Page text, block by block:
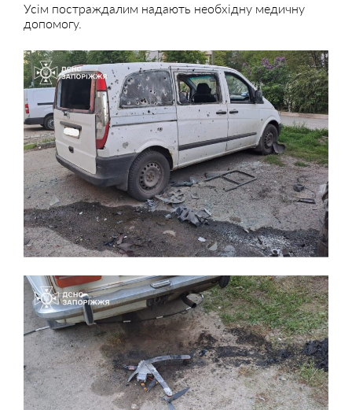
Усім постраждалим надають необхідну медичну
допомогу.